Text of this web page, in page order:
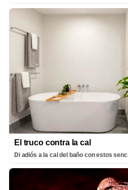
El truco contra la cal
Di adiós a la cal del baño con estos